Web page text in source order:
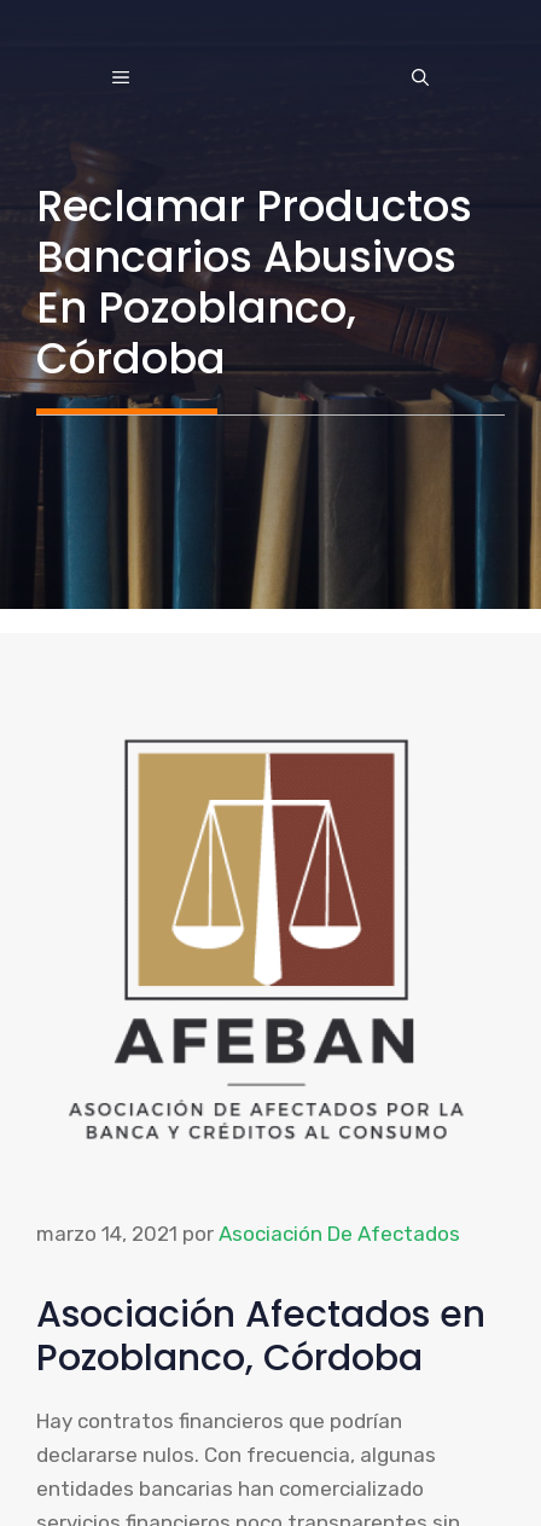
MENÚ
Reclamar Productos
Bancarios Abusivos
En Pozoblanco,
Córdoba
marzo 14, 2021 por Asociación De Afectados
Asociación Afectados en
Pozoblanco, Córdoba
Hay contratos financieros que podrían
declararse nulos. Con frecuencia, algunas
entidades bancarias han comercializado